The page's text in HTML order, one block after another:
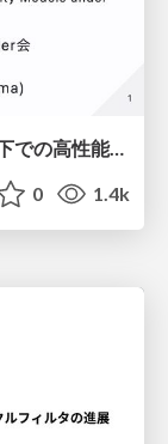
SOTAのさらに先へ：厳しい推論制約下での高性能モデルのPost-Training
0 1.4k